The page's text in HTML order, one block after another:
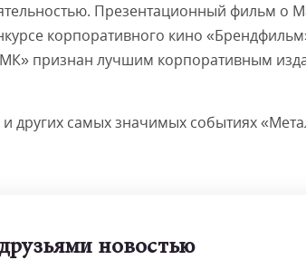
Презентационный фильм о
корпоративного кино
признан лучшим корпоративным
других самых значимых событиях
новостью